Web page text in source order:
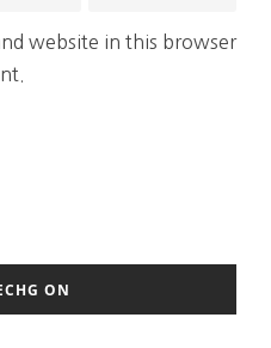
website in this browser
ON